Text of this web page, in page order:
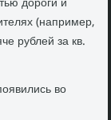
(например,
рублей за кв.
вο